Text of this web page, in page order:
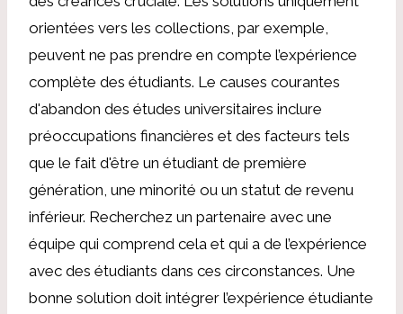
orientées vers les collections, par exemple,
peuvent ne pas prendre en compte l’expérience
complète des étudiants. Le causes courantes
d'abandon des études universitaires inclure
préoccupations financières et des facteurs tels
que le fait d'être un étudiant de première
génération, une minorité ou un statut de revenu
inférieur. Recherchez un partenaire avec une
équipe qui comprend cela et qui a de l’expérience
avec des étudiants dans ces circonstances. Une
bonne solution doit intégrer l’expérience étudiante